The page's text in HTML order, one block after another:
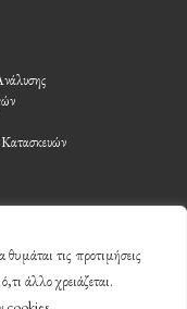
τις προτιμήσεις
άλλο χρειάζεται.
Κατασκευών